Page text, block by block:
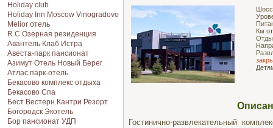
Holiday club
Holiday Inn Moscow Vinogradovo
Melior отель
R.C Озерная резиденция
Авантель Клаб Истра
Авеста-парк пансионат
Азимут Отель Новый Берег
Атлас парк-отель
Бекасово комплекс отдыха
Бекасово Спа
Бест Вестерн Кантри Резорт
Богородск Экотель
Бор пансионат УДП
Км
Гостинично-развлекательный